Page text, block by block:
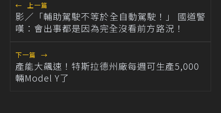
← 上一篇
影／「輔助駕駛不等於全自動駕駛！」 國道警
嘆：會出事都是因為完全沒看前方路況！
下一篇 →
產能大飆速！特斯拉德州廠每週可生產5,000
輛Model Y了